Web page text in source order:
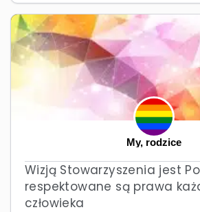
My, rodzice
Wizją Stowarzyszenia jest
respektowane są prawa
człowieka